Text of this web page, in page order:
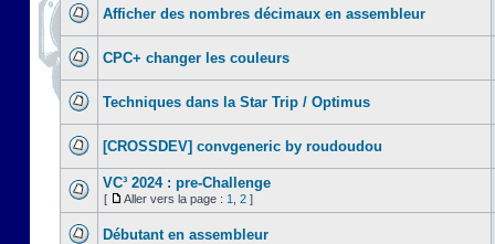
Afficher des nombres décimaux en assembleur
CPC+ changer les couleurs
Techniques dans la Star Trip / Optimus
[CROSSDEV] convgeneric by roudoudou
VC³ 2024 : pre-Challenge
[ Aller vers la page : 1 2 ]
Débutant en assembleur